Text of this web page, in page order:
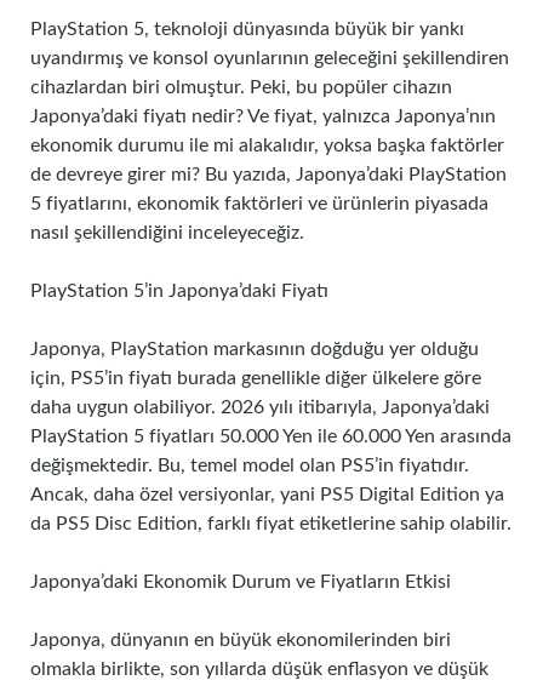
PlayStation 5, teknoloji dünyasında büyük bir yankı
uyandırmış ve konsol oyunlarının geleceğini şekillendiren
cihazlardan biri olmuştur. Peki, bu popüler cihazın
Japonya’daki fiyatı nedir? Ve fiyat, yalnızca Japonya’nın
ekonomik durumu ile mi alakalıdır, yoksa başka faktörler
de devreye girer mi? Bu yazıda, Japonya’daki PlayStation
5 fiyatlarını, ekonomik faktörleri ve ürünlerin piyasada
nasıl şekillendiğini inceleyeceğiz.
PlayStation 5’in Japonya’daki Fiyatı
Japonya, PlayStation markasının doğduğu yer olduğu
için, PS5’in fiyatı burada genellikle diğer ülkelere göre
daha uygun olabiliyor. 2026 yılı itibarıyla, Japonya’daki
PlayStation 5 fiyatları 50.000 Yen ile 60.000 Yen arasında
değişmektedir. Bu, temel model olan PS5’in fiyatıdır.
Ancak, daha özel versiyonlar, yani PS5 Digital Edition ya
da PS5 Disc Edition, farklı fiyat etiketlerine sahip olabilir.
Japonya’daki Ekonomik Durum ve Fiyatların Etkisi
Japonya, dünyanın en büyük ekonomilerinden biri
olmakla birlikte, son yıllarda düşük enflasyon ve düşük